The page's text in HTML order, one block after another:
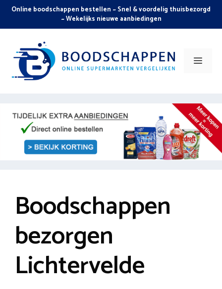
Skip
content
Online boodschappen bestellen ~ Snel & voordelig thuisbezorgd
~ Wekelijks nieuwe aanbiedingen
Menu
Boodschappen
bezorgen
Lichtervelde